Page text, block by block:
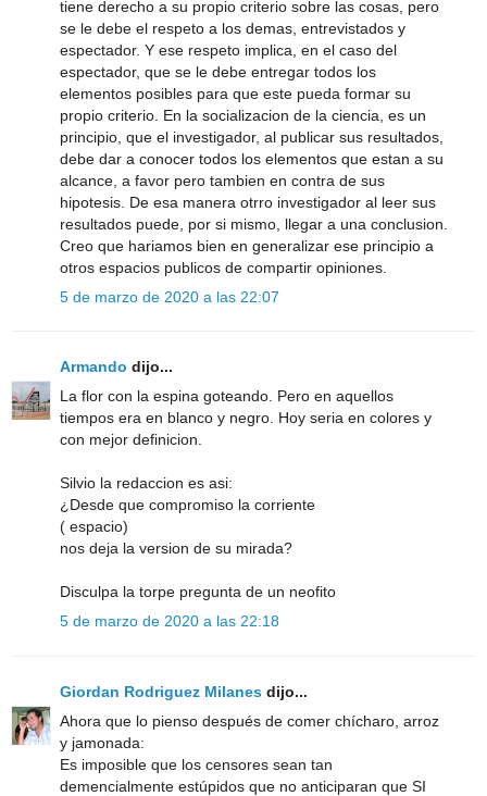
tiene derecho a su propio criterio sobre las cosas, pero
se le debe el respeto a los demas, entrevistados y
espectador. Y ese respeto implica, en el caso del
espectador, que se le debe entregar todos los
elementos posibles para que este pueda formar su
propio criterio. En la socializacion de la ciencia, es un
principio, que el investigador, al publicar sus resultados,
debe dar a conocer todos los elementos que estan a su
alcance, a favor pero tambien en contra de sus
hipotesis. De esa manera otrro investigador al leer sus
resultados puede, por si mismo, llegar a una conclusion.
Creo que hariamos bien en generalizar ese principio a
otros espacios publicos de compartir opiniones.
5 de marzo de 2020 a las 22:07
Armando dijo...
La flor con la espina goteando. Pero en aquellos
tiempos era en blanco y negro. Hoy seria en colores y
con mejor definicion.
Silvio la redaccion es asi:
¿Desde que compromiso la corriente
( espacio)
nos deja la version de su mirada?
Disculpa la torpe pregunta de un neofito
5 de marzo de 2020 a las 22:18
Giordan Rodriguez Milanes dijo...
Ahora que lo pienso después de comer chícharo, arroz
y jamonada:
Es imposible que los censores sean tan
demencialmente estúpidos que no anticiparan que SI